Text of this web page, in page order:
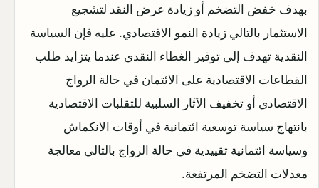
بهدف خفض التضخم أو زيادة عرض النقد لتشجيع
الاستثمار بالتالي زيادة النمو الاقتصادي. عليه فإن السياسة
النقدية تهدف إلى توفير الغطاء النقدي عندما يتزايد طلب
القطاعات الاقتصادية على الائتمان في حالة الرواج
الاقتصادي أو تخفيف الآثار السلبية للتقلبات الاقتصادية
بانتهاج سياسة توسعية ائتمانية في أوقات الانكماش
وسياسة ائتمانية تقييدية في حالة الرواج بالتالي معالجة
معدلات التضخم المرتفعة.